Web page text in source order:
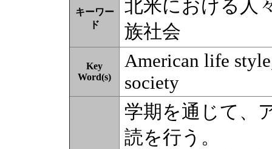
キーワー
ド
北米における人
族社会
Key
Word(s)
American life
society
学期を通じて、
読を行う。